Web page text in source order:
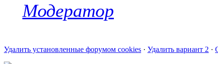
Модератор
Удалить установленные форумом cookies · Удалить вариант 2 ·